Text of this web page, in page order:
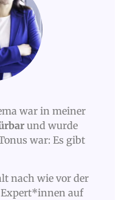
war in meiner
und wurde
war: Es gibt
nach wie vor der
auf